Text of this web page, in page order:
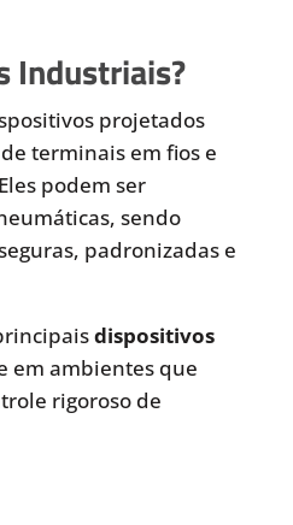
Industriais?
projetados
terminais em fios e
podem ser
sendo
padronizadas e
dispositivos
em ambientes que
rigoroso de